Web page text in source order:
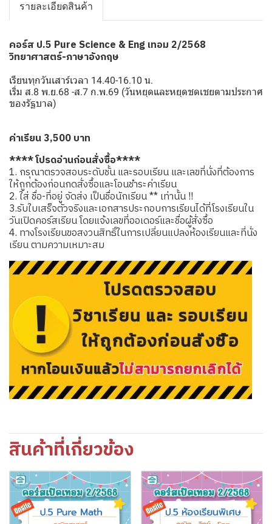
รายละเอียดสินค้า
คอร์ส ป.5 Pure Science & Eng เทอม 2/2568
วิทยาศาสตร์-ภาษาอังกฤษ
เรียนทุกวันเสาร์เวลา 14.40-16.10 น.
เริ่ม ส.8 พ.ย.68 -ส.7 ก.พ.69 (วันหยุดและหยุดชดเชยตามประกาศ
ของรัฐบาล)
ค่าเรียน 3,500 บาท
**** โปรดอ่านก่อนสั่งซื้อ****
1. กรุณาตรวจสอบระดับชั้น และรอบเรียน และเลขที่นั่งที่ต้องการ
ให้ถูกต้องก่อนกดสั่งซื้อและโอนชำระค่าเรียน
2. ใส่ ชื่อ-ที่อยู่ จัดส่ง เป็นชื่อนักเรียน ** เท่านั้น !!
3.รับใบเสร็จตัวจริงและเอกสารประกอบการเรียนได้ที่โรงเรียนใน
วันเปิดคอร์สเรียน โดยแจ้งเลขที่ออเดอร์และชื่อผู้สั่งซื้อ
4. ทางโรงเรียนขอสงวนสิทธิ์ในการเปลี่ยนแปลงห้องเรียนและที่นั่ง
เรียน ตามความเหมาะสม
สินค้าที่เกี่ยวข้อง